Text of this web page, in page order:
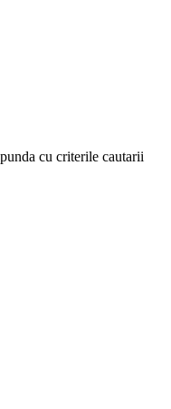
cu criterile cautarii